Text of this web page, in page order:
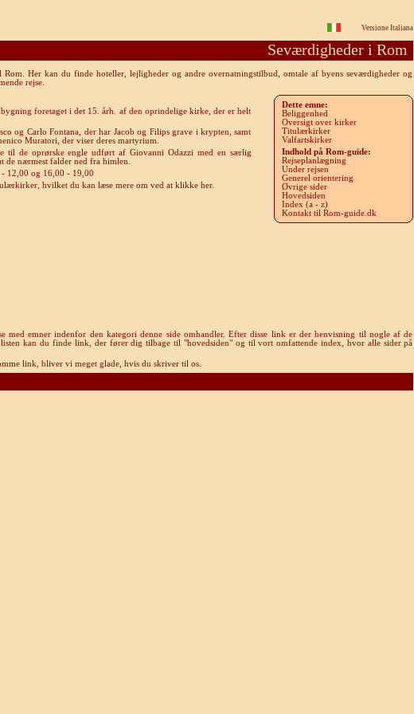
Versione Italiana
Seværdigheder i Rom
Her kan du finde hoteller, lejligheder og andre overnatningstilbud, omtale af byens seværdigheder og
rejse.
foretaget i det 15. årh. af den oprindelige kirke, der er helt
og Carlo Fontana, der har Jacob og Filips grave i krypten, samt
Muratori, der viser deres martyrium.
til de oprørske engle udført af Giovanni Odazzi med en særlig
de nærmest falder ned fra himlen.
12,00 og 16,00 - 19,00
hvilket du kan læse mere om ved at klikke her.
Dette emne:
Beliggenhed
Oversigt over kirker
Titulærkirker
Valfartskirker
Indhold på Rom-guide:
Rejseplanlægning
Under rejsen
Generel orientering
Øvrige sider
Hovedsiden
Index (a - z)
Kontakt til Rom-guide.dk
med emner indenfor den kategori denne side omhandler. Efter disse link er der henvisning til nogle af de
listen kan du finde link, der fører dig tilbage til "hovedsiden" og til vort omfattende index, hvor alle sider på
link, bliver vi meget glade, hvis du skriver til os.